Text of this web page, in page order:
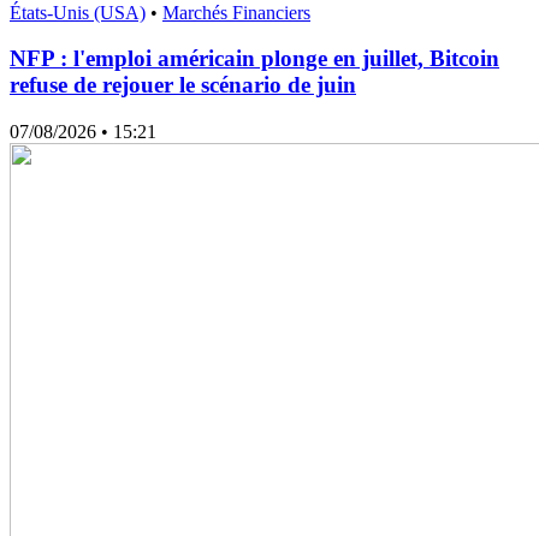
États-Unis (USA) • Marchés Financiers
NFP : l'emploi américain plonge en juillet, Bitcoin
refuse de rejouer le scénario de juin
07/08/2026 • 15:21